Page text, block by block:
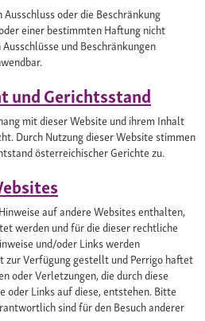
oder die Beschränkung
einer bestimmten Haftung nicht
und Beschränkungen
und Gerichtsstand
mit dieser Website und ihrem Inhalt
Durch Nutzung dieser Website stimmen
österreichischer Gerichte zu.
auf andere Websites enthalten,
werden und für die dieser rechtliche
und/oder Links werden
zur Verfügung gestellt und Perrigo haftet
oder Verletzungen, die durch diese
oder Links auf diese, entstehen. Bitte
sind für den Besuch anderer